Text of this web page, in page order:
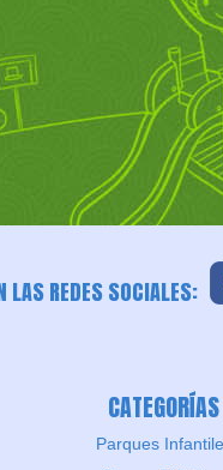
LAS REDES SOCIALES:
CATEGORÍAS
Parques